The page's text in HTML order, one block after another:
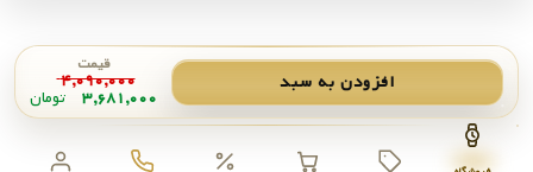
افزودن به سبد
قیمت
۴,۰۹۰,۰۰۰
۳,۶۸۱,۰۰۰ تومان